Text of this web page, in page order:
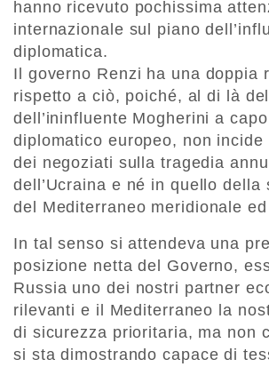
hanno ricevuto pochissima
internazionale sul piano
diplomatica.
Il governo Renzi ha una doppia
rispetto a ciò, poiché, al di là
dell’ininfluente Mogherini a
diplomatico europeo, non
dei negoziati sulla tragedia
dell’Ucraina e né in quello della
del Mediterraneo meridionale
In tal senso si attendeva una
posizione netta del Governo,
Russia uno dei nostri partner
rilevanti e il Mediterraneo la
di sicurezza prioritaria, ma non
si sta dimostrando capace di